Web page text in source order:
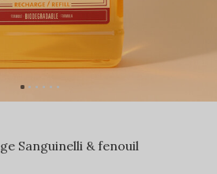
Sanguinelli & fenouil